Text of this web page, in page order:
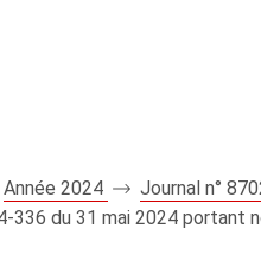
Année 2024
Journal n°
du 31 mai 2024 portant